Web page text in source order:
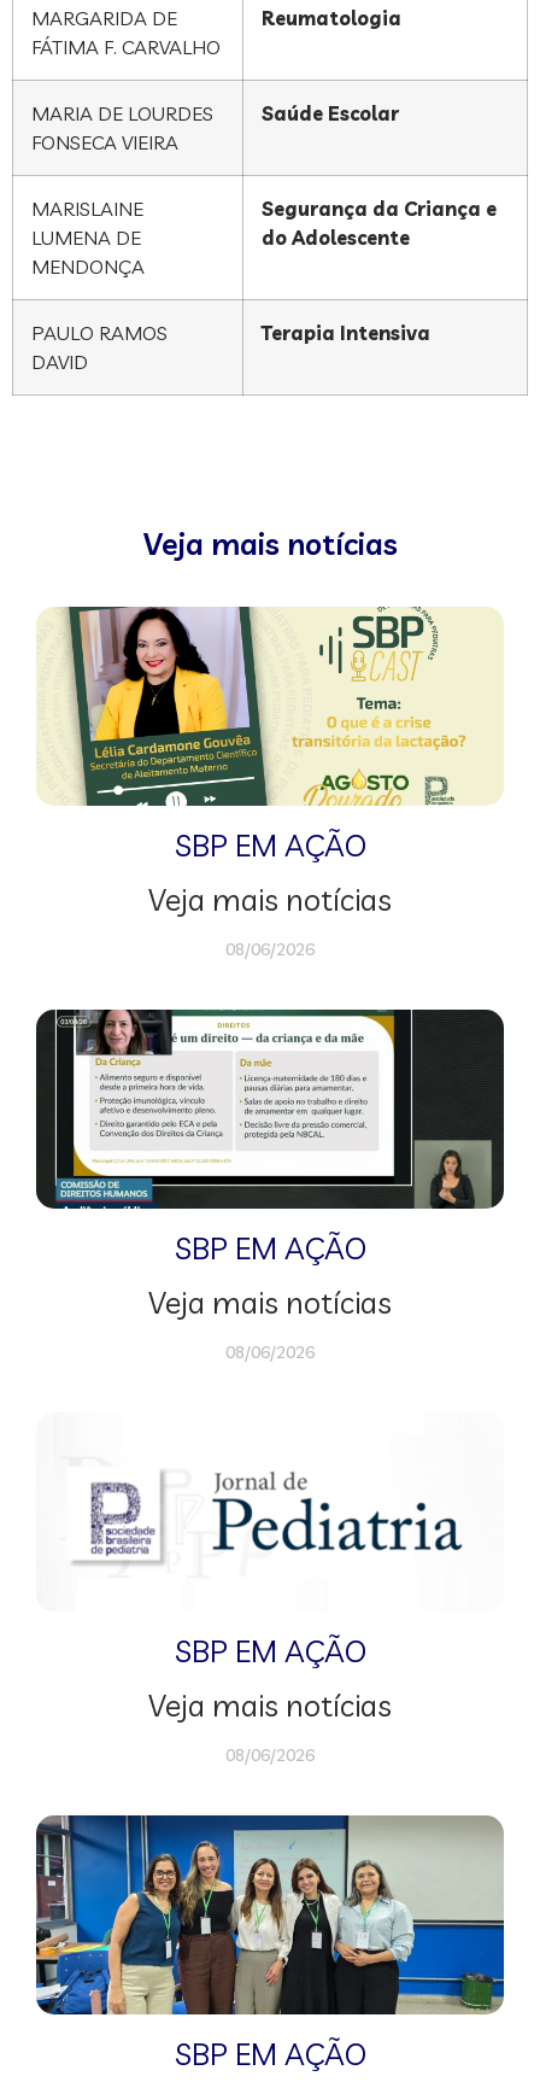
MARGARIDA DE
FÁTIMA F. CARVALHO
Reumatologia
MARIA DE LOURDES
FONSECA VIEIRA
Saúde Escolar
MARISLAINE
LUMENA DE
MENDONÇA
Segurança da Criança e
do Adolescente
PAULO RAMOS
DAVID
Terapia Intensiva
Veja mais notícias
SBP EM AÇÃO
Veja mais notícias
08/06/2026
SBP EM AÇÃO
Veja mais notícias
08/06/2026
SBP EM AÇÃO
Veja mais notícias
08/06/2026
SBP EM AÇÃO